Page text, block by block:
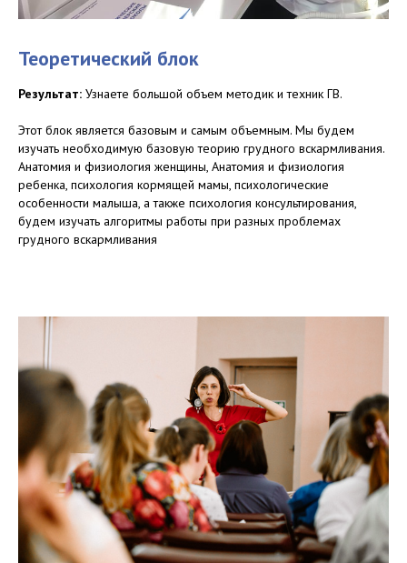
Теоретический блок
Результат: Узнаете большой объем методик и техник ГВ.
Этот блок является базовым и самым объемным. Мы будем
изучать необходимую базовую теорию грудного вскармливания.
Анатомия и физиология женщины, Анатомия и физиология
ребенка, психология кормящей мамы, психологические
особенности малыша, а также психология консультирования,
будем изучать алгоритмы работы при разных проблемах
грудного вскармливания